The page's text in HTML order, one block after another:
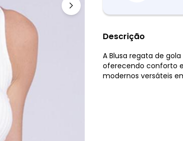
Descrição
A Blusa regata de
oferecendo conforto
modernos versáteis